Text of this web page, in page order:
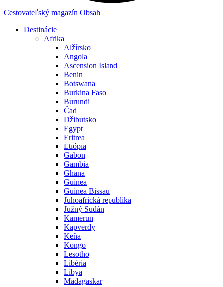
Cestovateľský magazín Obsah
Destinácie
Afrika
Alžírsko
Angola
Ascension Island
Benin
Botswana
Burkina Faso
Burundi
Čad
Džibutsko
Egypt
Eritrea
Etiópia
Gabon
Gambia
Ghana
Guinea
Guinea Bissau
Juhoafrická republika
Južný Sudán
Kamerun
Kapverdy
Keňa
Kongo
Lesotho
Libéria
Líbya
Madagaskar